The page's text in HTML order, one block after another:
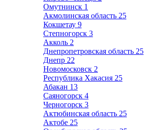
Омутнинск 1
Акмолинская область 25
Кокшетау 9
Степногорск 3
Акколь 2
Днепропетровская область 25
Днепр 22
Новомосковск 2
Республика Хакасия 25
Абакан 13
Саяногорск 4
Черногорск 3
Актюбинская область 25
Актобе 25